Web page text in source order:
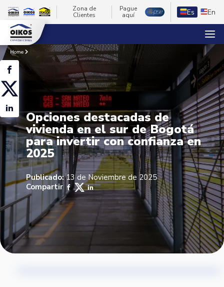
Zona de
Clientes
Pague
aquí
Es En
Home
Opciones destacadas de
vivienda en el sur de Bogotá
para invertir con confianza en
2025
Publicado:13 de Noviembre de 2025
Compartir